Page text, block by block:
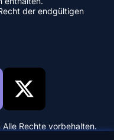
der endgültigen
Rechte vorbehalten.